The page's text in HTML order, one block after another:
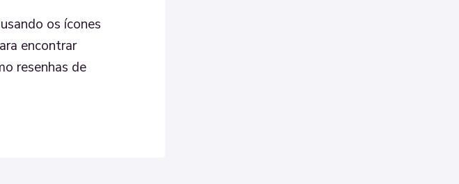
os ícones
encontrar
resenhas de